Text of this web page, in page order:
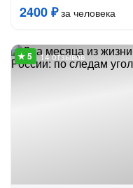
2400 ₽за человека
14 отзывов